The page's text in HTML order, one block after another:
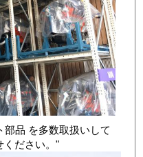
品 を多数取扱いして
ください。"